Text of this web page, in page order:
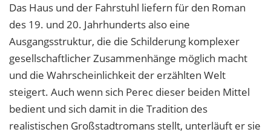
Das Haus und der Fahrstuhl liefern für den Roman
des 19. und 20. Jahrhunderts also eine
Ausgangsstruktur, die die Schilderung komplexer
gesellschaftlicher Zusammenhänge möglich macht
und die Wahrscheinlichkeit der erzählten Welt
steigert. Auch wenn sich Perec dieser beiden Mittel
bedient und sich damit in die Tradition des
realistischen Großstadtromans stellt, unterläuft er sie